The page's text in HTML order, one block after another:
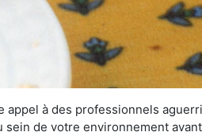
à des professionnels
de votre environnement